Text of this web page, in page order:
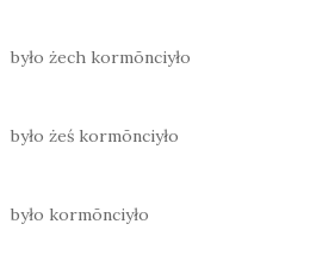
było żech kormōnciyło
było żeś kormōnciyło
było kormōnciyło